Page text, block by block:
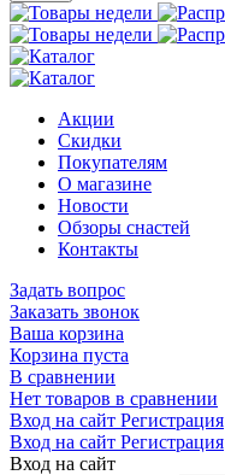
Акции
Скидки
Покупателям
О магазине
Новости
Обзоры снастей
Контакты
Задать вопрос
Заказать звонок
Ваша корзина
Корзина пуста
В сравнении
Нет товаров в сравнении
Вход на сайт Регистрация
Вход на сайт Регистрация
Вход на сайт